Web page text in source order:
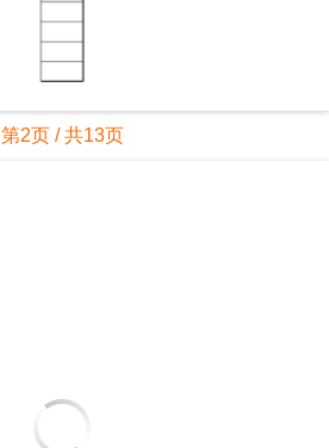
第2页 / 共13页